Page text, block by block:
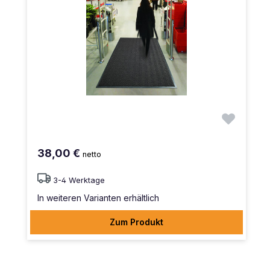
38,00 € netto
3-4 Werktage
In weiteren Varianten erhältlich
Zum Produkt